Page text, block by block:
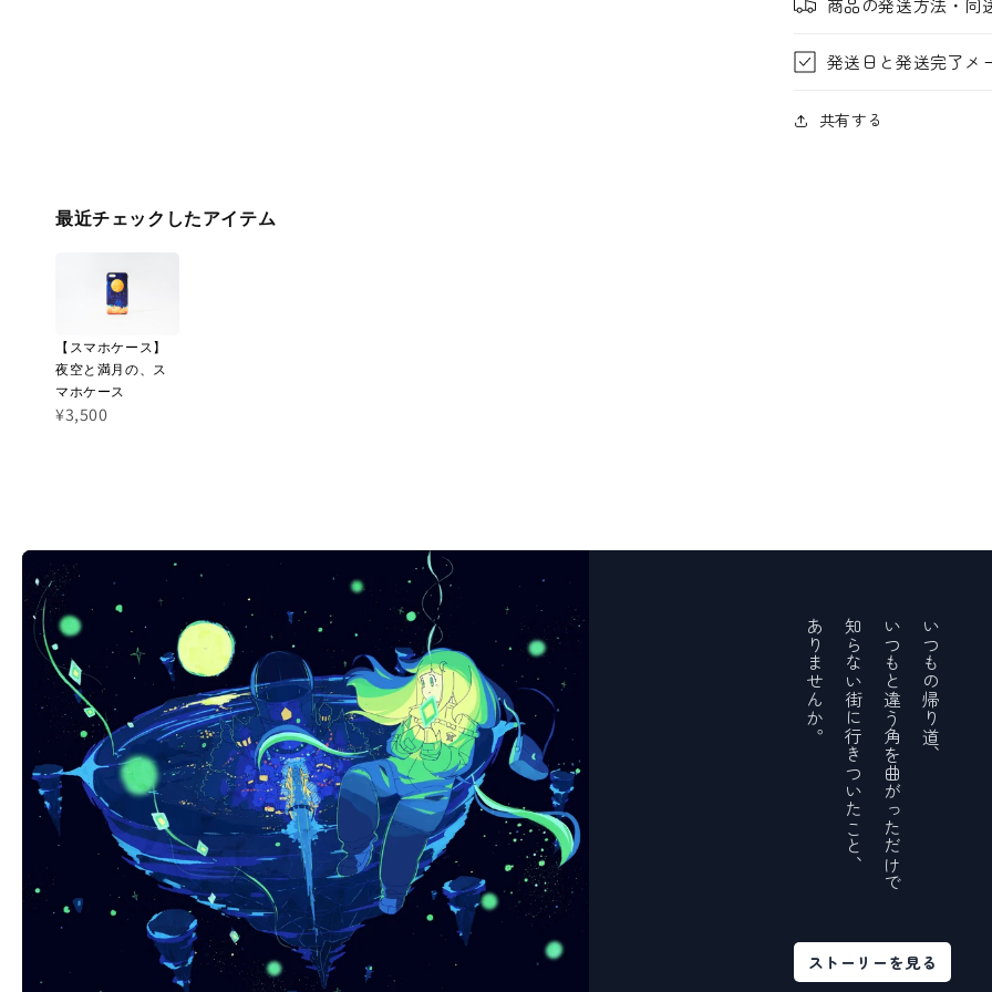
商品の発送方法・同
発送日と発送完了メ
共有する
最近チェックしたアイテム
【スマホケース】
夜空と満月の、ス
マホケース
¥3,500
いつもの帰り道、
いつもと違う角を曲がっただけで
知らない街に行きついたこと、
ありませんか。
ストーリーを見る